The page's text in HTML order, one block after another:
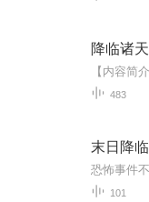
降临诸天
483
末日降临
101